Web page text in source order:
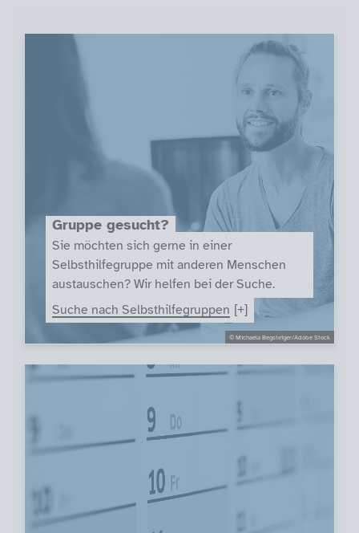
Themen
© Michaela Begsteiger/Adobe Stock
Gruppe gesucht?
Sie möchten sich gerne in einer
Selbsthilfegruppe mit anderen Menschen
austauschen? Wir helfen bei der Suche.
Suche nach Selbsthilfegruppen